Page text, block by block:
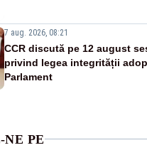
7 aug. 2026, 08:21
CCR discută pe 12 august
privind legea integrității
Parlament
NE PE